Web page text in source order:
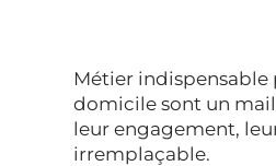
Métier indispensable
domicile sont un
leur engagement,
irremplaçable.